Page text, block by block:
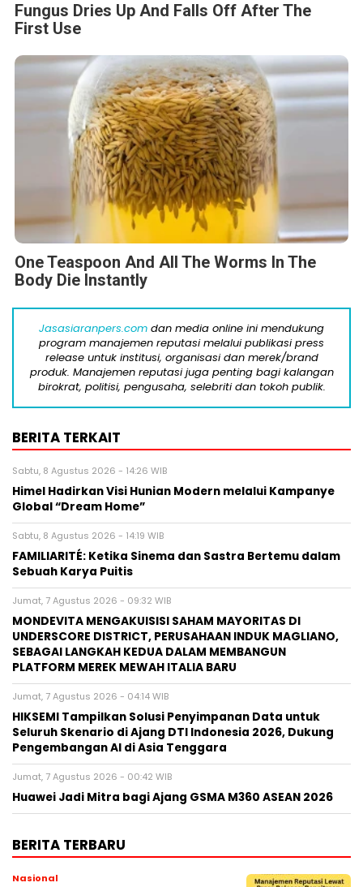
Fungus Dries Up And Falls Off After The
First Use
One Teaspoon And All The Worms In The
Body Die Instantly
Jasasiaranpers.com dan media online ini mendukung
program manajemen reputasi melalui publikasi press
release untuk institusi, organisasi dan merek/brand
produk. Manajemen reputasi juga penting bagi kalangan
birokrat, politisi, pengusaha, selebriti dan tokoh publik.
BERITA TERKAIT
Sabtu, 8 Agustus 2026 - 14:26 WIB
Himel Hadirkan Visi Hunian Modern melalui Kampanye
Global “Dream Home”
Sabtu, 8 Agustus 2026 - 14:19 WIB
FAMILIARITÉ: Ketika Sinema dan Sastra Bertemu dalam
Sebuah Karya Puitis
Jumat, 7 Agustus 2026 - 09:32 WIB
MONDEVITA MENGAKUISISI SAHAM MAYORITAS DI
UNDERSCORE DISTRICT, PERUSAHAAN INDUK MAGLIANO,
SEBAGAI LANGKAH KEDUA DALAM MEMBANGUN
PLATFORM MEREK MEWAH ITALIA BARU
Jumat, 7 Agustus 2026 - 04:14 WIB
HIKSEMI Tampilkan Solusi Penyimpanan Data untuk
Seluruh Skenario di Ajang DTI Indonesia 2026, Dukung
Pengembangan AI di Asia Tenggara
Jumat, 7 Agustus 2026 - 00:42 WIB
Huawei Jadi Mitra bagi Ajang GSMA M360 ASEAN 2026
BERITA TERBARU
Nasional